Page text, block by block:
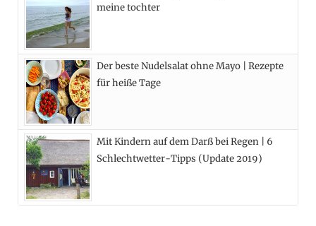
meine tochter
Der beste Nudelsalat ohne Mayo | Rezepte
für heiße Tage
Mit Kindern auf dem Darß bei Regen | 6
Schlechtwetter-Tipps (Update 2019)